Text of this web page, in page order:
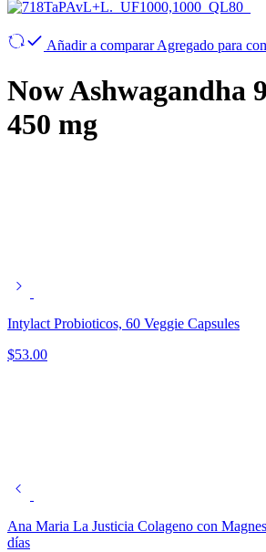
Añadir a compararAgregado para
Now Ashwagandha
450 mg
Intylact Probioticos, 60 Veggie Capsules
$53.00
Ana Maria La Justicia Colageno con
días